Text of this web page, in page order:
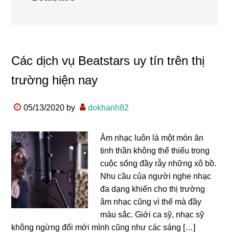
Các dịch vụ Beatstars uy tín trên thị
trường hiện nay
05/13/2020 by dokhanh82
Âm nhạc luôn là một món ăn
tinh thần không thể thiếu trong
cuộc sống đầy rẫy những xô bồ.
Nhu cầu của người nghe nhạc
đa dạng khiến cho thị trường
âm nhạc cũng vì thế mà đầy
màu sắc. Giới ca sỹ, nhạc sỹ
không ngừng đổi mới mình cũng như các sáng […]